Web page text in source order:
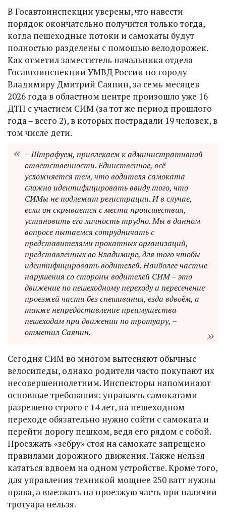
В Госавтоинспекции уверены, что навести
порядок окончательно получится только тогда,
когда пешеходные потоки и самокаты будут
полностью разделены с помощью велодорожек.
Как отметил заместитель начальника отдела
Госавтоинспекции УМВД России по городу
Владимиру Дмитрий Саяпин, за семь месяцев
2026 года в областном центре произошло уже 16
ДТП с участием СИМ (за тот же период прошлого
года – всего 2), в которых пострадали 19 человек, в
том числе дети.
– Штрафуем, привлекаем к административной
ответственности. Единственное, всё
усложняется тем, что водителя самоката
сложно идентифицировать ввиду того, что
СИМы не подлежат регистрации. И в случае,
если он скрывается с места происшествия,
установить его личность трудно. Мы в данном
вопросе пытаемся сотрудничать с
представителями прокатных организаций,
представленных во Владимире, для того чтобы
идентифицировать водителей. Наиболее частые
нарушения со стороны водителей СИМ – это
движение по пешеходному переходу и пересечение
проезжей части без спешивания, езда вдвоём, а
также непредоставление преимущества
пешеходам при движении по тротуару, –
отметил Саяпин.
Сегодня СИМ во многом вытесняют обычные
велосипеды, однако родители часто покупают их
несовершеннолетним. Инспекторы напоминают
основные требования: управлять самокатами
разрешено строго с 14 лет, на пешеходном
переходе обязательно нужно сойти с самоката и
перейти дорогу пешком, ведя его рядом с собой.
Проезжать «зебру» стоя на самокате запрещено
правилами дорожного движения. Также нельзя
кататься вдвоем на одном устройстве. Кроме того,
для управления техникой мощнее 250 ватт нужны
права, а выезжать на проезжую часть при наличии
тротуара нельзя.